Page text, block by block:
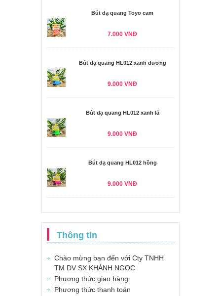
Bút dạ quang Toyo cam
7.000 VNĐ
Bút dạ quang HL012 xanh dương
9.000 VNĐ
Bút dạ quang HL012 xanh lá
9.000 VNĐ
Bút dạ quang HL012 hồng
9.000 VNĐ
Thông tin
Chào mừng bạn đến với Cty TNHH
TM DV SX KHÁNH NGỌC
Phương thức giao hàng
Phương thức thanh toán